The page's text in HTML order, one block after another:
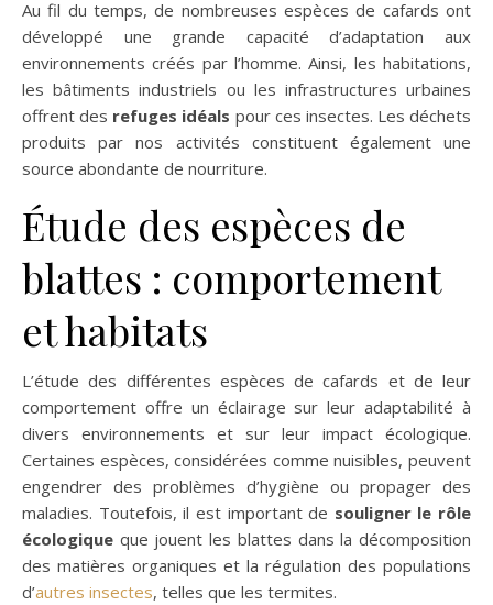
Au fil du temps, de nombreuses espèces de cafards ont
développé une grande capacité d’adaptation aux
environnements créés par l’homme. Ainsi, les habitations,
les bâtiments industriels ou les infrastructures urbaines
offrent des refuges idéals pour ces insectes. Les déchets
produits par nos activités constituent également une
source abondante de nourriture.
Étude des espèces de
blattes : comportement
et habitats
L’étude des différentes espèces de cafards et de leur
comportement offre un éclairage sur leur adaptabilité à
divers environnements et sur leur impact écologique.
Certaines espèces, considérées comme nuisibles, peuvent
engendrer des problèmes d’hygiène ou propager des
maladies. Toutefois, il est important de souligner le rôle
écologique que jouent les blattes dans la décomposition
des matières organiques et la régulation des populations
d’autres insectes, telles que les termites.